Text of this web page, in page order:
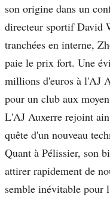
son origine dans un
directeur sportif David
tranchées en interne,
paie le prix fort. Une
millions d'euros à l'AJ
pour un club aux
L'AJ Auxerre rejoint
quête d'un nouveau
Quant à Pélissier, son
attirer rapidement de
semble inévitable pour